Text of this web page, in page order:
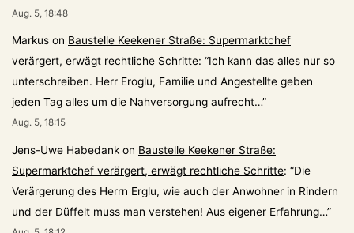
Aug. 5, 18:48
Markus on Baustelle Keekener Straße: Supermarktchef
verärgert, erwägt rechtliche Schritte: “Ich kann das alles nur so
unterschreiben. Herr Eroglu, Familie und Angestellte geben
jeden Tag alles um die Nahversorgung aufrecht…”
Aug. 5, 18:15
Jens-Uwe Habedank on Baustelle Keekener Straße:
Supermarktchef verärgert, erwägt rechtliche Schritte: “Die
Verärgerung des Herrn Erglu, wie auch der Anwohner in Rindern
und der Düffelt muss man verstehen! Aus eigener Erfahrung…”